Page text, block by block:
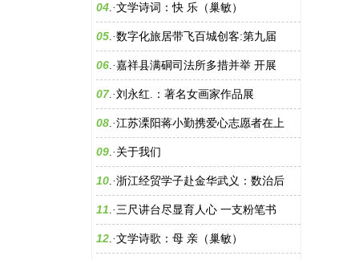
04.·文学诗词：快 乐（巢敏）
05.·数字化旅居带飞百城创客:第九届
06.·嘉祥县满硐司法所多措并举 开展
07.·刘永红.：著名女画家作品展
08.·江苏溧阳蒋小勤携爱心志愿者在上
09.· 关于我们
10.·浙江经贸学子赴金华武义：数治后
11.·三尺讲台尽显育人心 一支粉笔书
12.·文学诗歌：母 亲（巢敏）